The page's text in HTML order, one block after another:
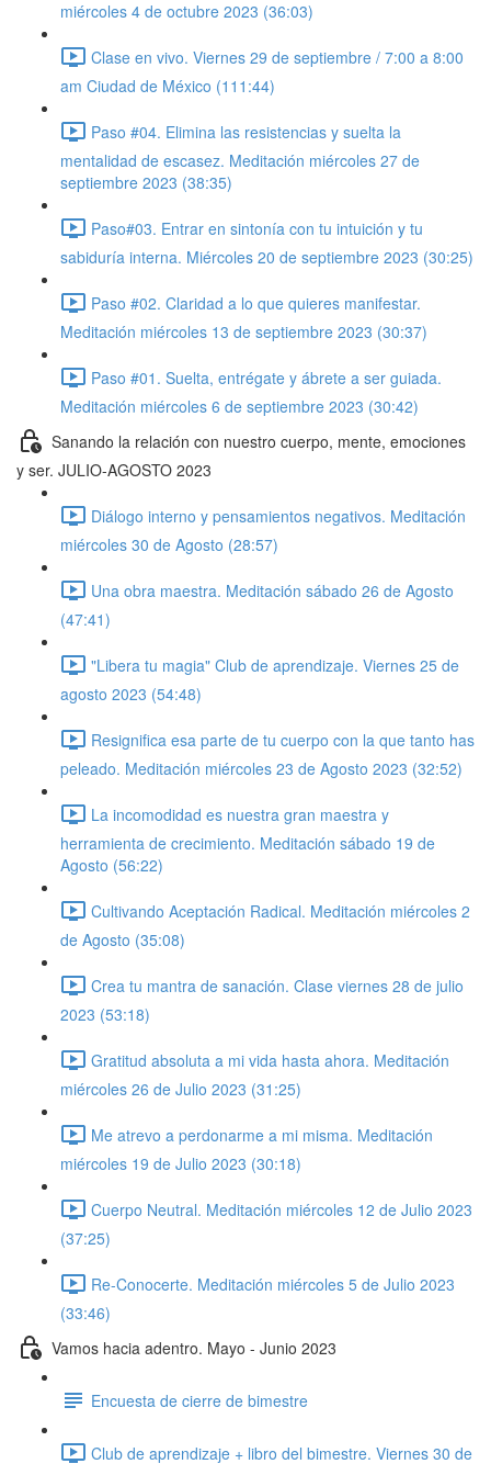
miércoles 4 de octubre 2023 (36:03)
Clase en vivo. Viernes 29 de septiembre / 7:00 a 8:00
am Ciudad de México (111:44)
Paso #04. Elimina las resistencias y suelta la
mentalidad de escasez. Meditación miércoles 27 de
septiembre 2023 (38:35)
Paso#03. Entrar en sintonía con tu intuición y tu
sabiduría interna. Miércoles 20 de septiembre 2023 (30:25)
Paso #02. Claridad a lo que quieres manifestar.
Meditación miércoles 13 de septiembre 2023 (30:37)
Paso #01. Suelta, entrégate y ábrete a ser guiada.
Meditación miércoles 6 de septiembre 2023 (30:42)
Sanando la relación con nuestro cuerpo, mente, emociones
y ser. JULIO-AGOSTO 2023
Diálogo interno y pensamientos negativos. Meditación
miércoles 30 de Agosto (28:57)
Una obra maestra. Meditación sábado 26 de Agosto
(47:41)
"Libera tu magia" Club de aprendizaje. Viernes 25 de
agosto 2023 (54:48)
Resignifica esa parte de tu cuerpo con la que tanto has
peleado. Meditación miércoles 23 de Agosto 2023 (32:52)
La incomodidad es nuestra gran maestra y
herramienta de crecimiento. Meditación sábado 19 de
Agosto (56:22)
Cultivando Aceptación Radical. Meditación miércoles 2
de Agosto (35:08)
Crea tu mantra de sanación. Clase viernes 28 de julio
2023 (53:18)
Gratitud absoluta a mi vida hasta ahora. Meditación
miércoles 26 de Julio 2023 (31:25)
Me atrevo a perdonarme a mi misma. Meditación
miércoles 19 de Julio 2023 (30:18)
Cuerpo Neutral. Meditación miércoles 12 de Julio 2023
(37:25)
Re-Conocerte. Meditación miércoles 5 de Julio 2023
(33:46)
Vamos hacia adentro. Mayo - Junio 2023
Encuesta de cierre de bimestre
Club de aprendizaje + libro del bimestre. Viernes 30 de